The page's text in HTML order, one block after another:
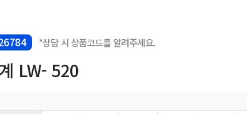
*상담 시 상품코드를 알려주세요.
LW- 520